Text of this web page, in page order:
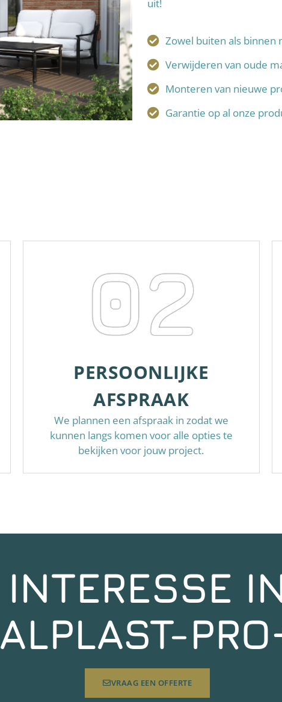
uit!
Zowel buiten als binnen
Verwijderen van oude
Monteren van nieuwe
Garantie op al onze
02
PERSOONLIJKE
AFSPRAAK
We plannen een afspraak in zodat we
kunnen langs komen voor alle opties te
bekijken voor jouw project.
INTERESSE
ALPLAST-
VRAAG EEN OFFERTE